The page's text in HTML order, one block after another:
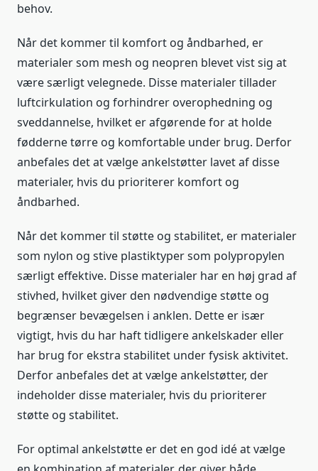
behov.
Når det kommer til komfort og åndbarhed, er
materialer som mesh og neopren blevet vist sig at
være særligt velegnede. Disse materialer tillader
luftcirkulation og forhindrer overophedning og
sveddannelse, hvilket er afgørende for at holde
fødderne tørre og komfortable under brug. Derfor
anbefales det at vælge ankelstøtter lavet af disse
materialer, hvis du prioriterer komfort og
åndbarhed.
Når det kommer til støtte og stabilitet, er materialer
som nylon og stive plastiktyper som polypropylen
særligt effektive. Disse materialer har en høj grad af
stivhed, hvilket giver den nødvendige støtte og
begrænser bevægelsen i anklen. Dette er især
vigtigt, hvis du har haft tidligere ankelskader eller
har brug for ekstra stabilitet under fysisk aktivitet.
Derfor anbefales det at vælge ankelstøtter, der
indeholder disse materialer, hvis du prioriterer
støtte og stabilitet.
For optimal ankelstøtte er det en god idé at vælge